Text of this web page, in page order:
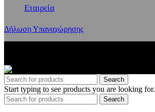
Εταιρεία
Δήλωση Υπαναχώρησης
Search
Start typing to see products you are looking for.
Search